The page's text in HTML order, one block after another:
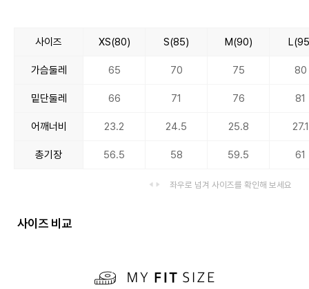
사이즈 XS(80) S(85) M(90)
가슴둘레 65 70 75 80
밑단둘레 66 71 76 81
어깨너비 23.2 24.5 25.8 27.1
총기장 56.5 58 59.5 61
좌우로 넘겨 사이즈를 확인해 보세요
사이즈 비교